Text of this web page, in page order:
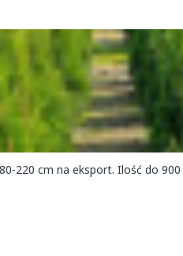
220 cm na eksport. Ilość do 900